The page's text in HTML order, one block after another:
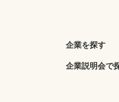
企業を探す
企業説明会で